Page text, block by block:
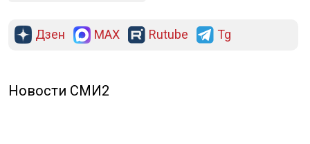
Дзен MAX Rutube Tg
Новости СМИ2